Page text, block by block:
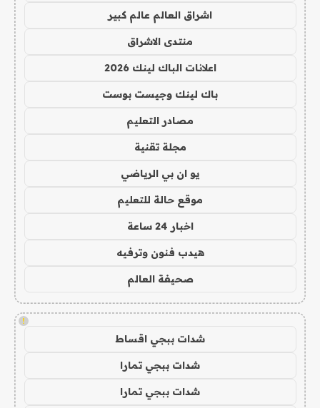
اشراق العالم عالم كبير
منتدى الاشراق
اعلانات الباك لينك 2026
باك لينك وجيست بوست
مصادر التعليم
مجلة تقنية
يو ان بي الرياضي
موقع حالة للتعليم
اخبار 24 ساعة
هيدب فنون وترفيه
صحيفة العالم
!
شدات ببجي اقساط
شدات ببجي تمارا
شدات ببجي تمارا